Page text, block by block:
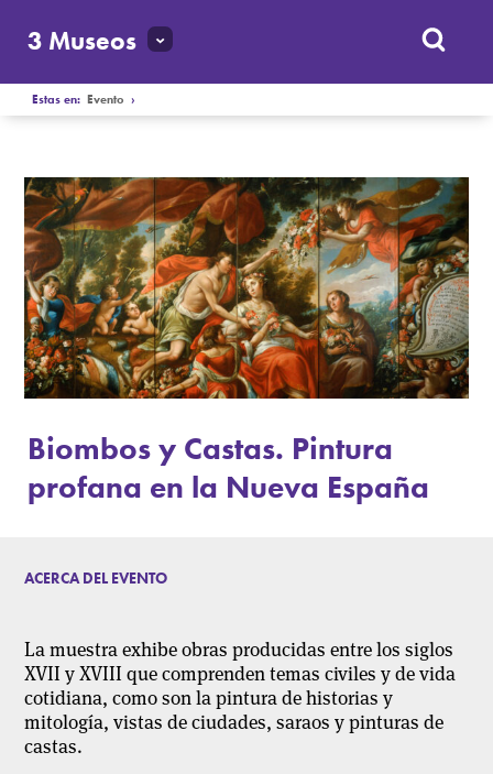
3 Museos
Estas en:Evento ›
Biombos y Castas. Pintura
profana en la Nueva España
ACERCA DEL EVENTO
La muestra exhibe obras producidas entre los siglos
XVII y XVIII que comprenden temas civiles y de vida
cotidiana, como son la pintura de historias y
mitología, vistas de ciudades, saraos y pinturas de
castas.